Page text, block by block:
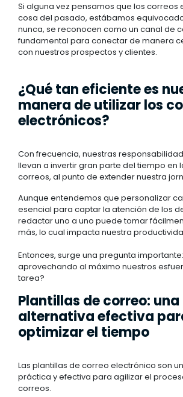
Si alguna vez pensamos que los correos
cosa del pasado, estábamos
nunca, se reconocen como un canal de
fundamental para conectar de manera
con nuestros prospectos y clientes.
¿Qué tan eficiente es
manera de utilizar los
electrónicos?
Con frecuencia, nuestras
llevan a invertir gran parte del tiempo en
correos, al punto de extender nuestra
Aunque entendemos que personalizar
esencial para captar la atención de los
redactar uno a uno puede tomar
más, lo cual impacta nuestra
Entonces, surge una pregunta
aprovechando al máximo nuestros
tarea?
Plantillas de correo: una
alternativa efectiva
optimizar el tiempo
Las plantillas de correo electrónico son
práctica y efectiva para agilizar el
correos.